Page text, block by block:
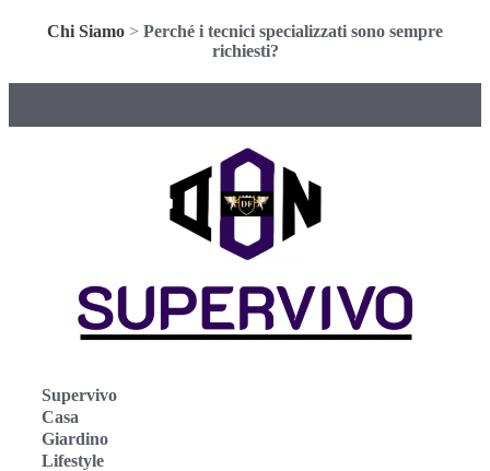
Chi Siamo > Perché i tecnici specializzati sono sempre
richiesti?
Supervivo
Casa
Giardino
Lifestyle